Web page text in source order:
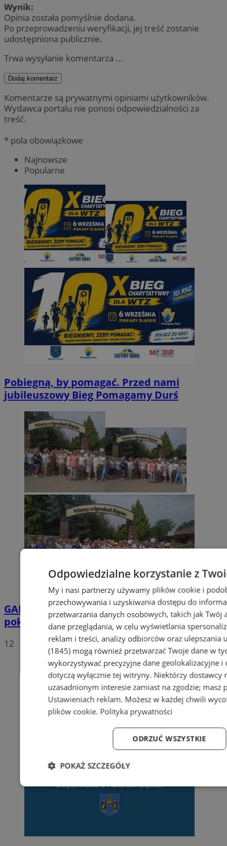
Wynik:
Opinia została pomyślnie dodana.
Po przeprowadzeniu weryfikacji, jej treść zostanie
udostępniona publicznie.
Trwa wysyłanie komentarza ...
Dodaj komentarz
Komentarze są prywatnymi opiniami użytkowników.
Wydawca portalu nie ponosi odpowiedzialności za
treść.
* pola obowiązkowe
Najnowsze
Popularne
Pobiegną, by pomagać. Przed nami
jubileuszowy Bieg Pomagamy Durś
GALERIA
Seniorzy z Piekar Śląskich
pokazali, że pasja nie ma wieku
12
Odpowiedzialne korzystanie z
My i nasi partnerzy używamy plików cookie i
przechowywania i uzyskiwania dostępu do
przetwarzania danych osobowych, takich jak
dane przeglądania, w celu wyświetlania
reklam i treści, analizy odbiorców oraz ulepszania
(1845)mogą również przetwarzać Twoje dane w
wykorzystywać precyzyjne dane geolokalizacyjne
dotyczą wyłącznie tej witryny. Niektórzy dostawcy
uzasadnionym interesie zamiast na zgodzie; masz
Ustawieniach reklam. Możesz w każdej chwili
plików cookie. Polityka prywatności
ODRZUĆ WSZYSTKIE
POKAŻ SZCZEGÓŁY
Niezbędne Wydajność Targetowanie